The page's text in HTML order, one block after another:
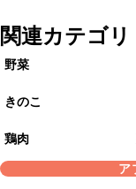
関連カテゴリ
野菜
きのこ
鶏肉
ア